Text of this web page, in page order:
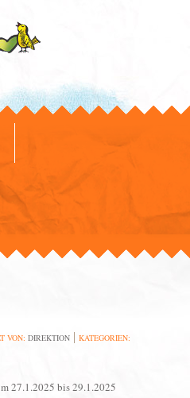
VON: DIREKTION
KATEGORIEN:
27.1.2025 bis 29.1.2025